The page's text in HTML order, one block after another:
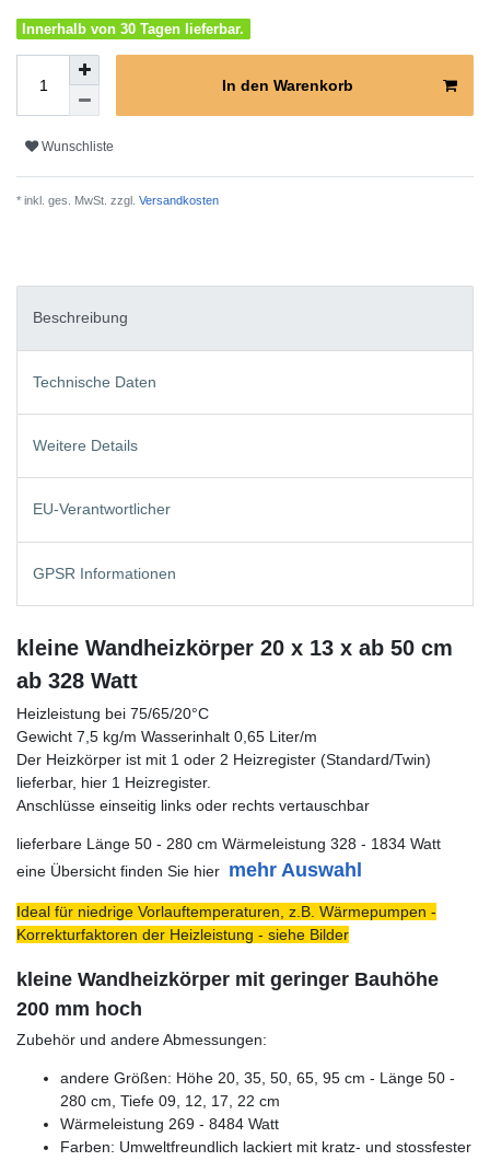
Innerhalb von 30 Tagen lieferbar.
In den Warenkorb
Wunschliste
* inkl. ges. MwSt. zzgl. Versandkosten
Beschreibung
Technische Daten
Weitere Details
EU-Verantwortlicher
GPSR Informationen
kleine Wandheizkörper 20 x 13 x ab 50 cm
ab 328 Watt
Heizleistung bei 75/65/20°C
Gewicht 7,5 kg/m Wasserinhalt 0,65 Liter/m
Der Heizkörper ist mit 1 oder 2 Heizregister (Standard/Twin)
lieferbar, hier 1 Heizregister.
Anschlüsse einseitig links oder rechts vertauschbar
lieferbare Länge 50 - 280 cm Wärmeleistung 328 - 1834 Watt
eine Übersicht finden Sie hier mehr Auswahl
Ideal für niedrige Vorlauftemperaturen, z.B. Wärmepumpen -
Korrekturfaktoren der Heizleistung - siehe Bilder
kleine Wandheizkörper mit geringer Bauhöhe
200 mm hoch
Zubehör und andere Abmessungen:
andere Größen: Höhe 20, 35, 50, 65, 95 cm - Länge 50 -
280 cm, Tiefe 09, 12, 17, 22 cm
Wärmeleistung 269 - 8484 Watt
Farben: Umweltfreundlich lackiert mit kratz- und stossfester